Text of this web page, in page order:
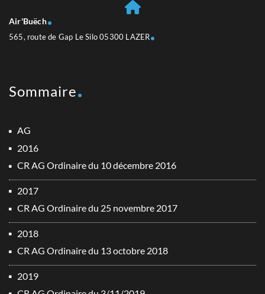
Air'Buëch
565, route de Gap Le Silo 05300 LAZER
Sommaire
AG
2016
CR AG Ordinaire du 10 décembre 2016
2017
CR AG Ordinaire du 25 novembre 2017
2018
CR AG Ordinaire du 13 octobre 2018
2019